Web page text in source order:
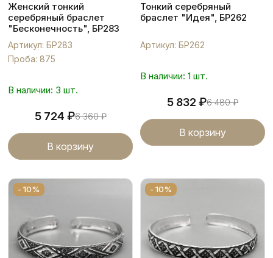
Женский тонкий
серебряный браслет
"Бесконечность", БР283
Артикул: БР283
Проба: 875
В наличии: 3 шт.
5 724 ₽6 360₽
В корзину
Тонкий серебряный
браслет "Идея", БР262
Артикул: БР262
В наличии: 1 шт.
5 832 ₽6 480₽
В корзину
- 10% - 10%